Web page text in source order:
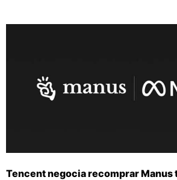
Tencent negocia recomprar Manus